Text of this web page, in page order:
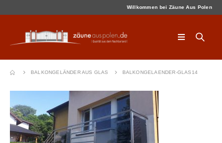
Willkommen bei Zäune Aus Polen
BALKONGELÄNDER AUS GLAS BALKONGELAENDER-GLAS14